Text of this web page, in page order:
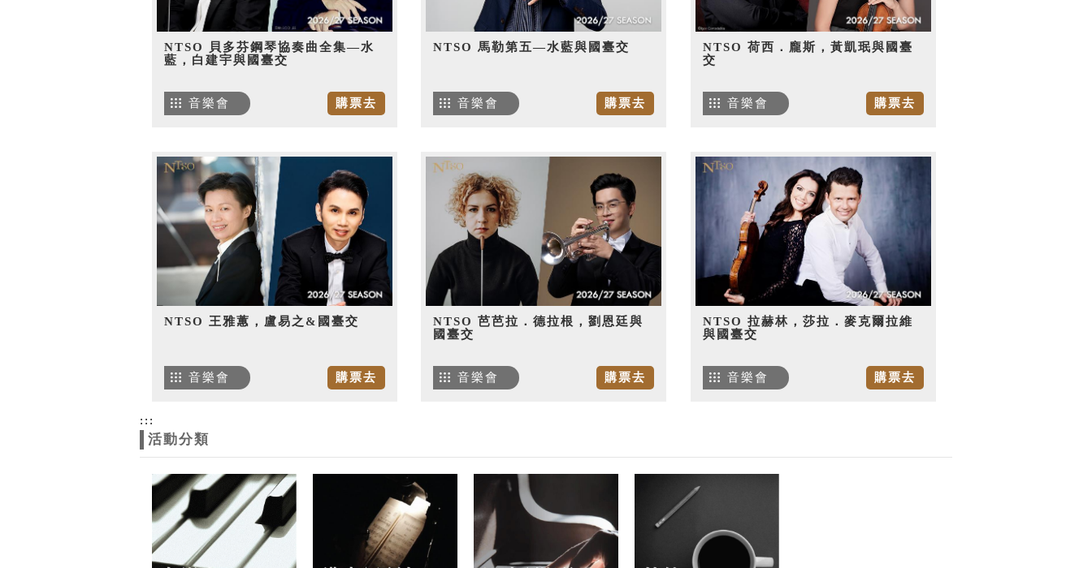
NTSO 貝多芬鋼琴協奏曲全集—水
藍，白建宇與國臺交
購票去
音樂會
NTSO 馬勒第五—水藍與國臺交
購票去
音樂會
NTSO 荷西．龐斯，黃凱珉與國臺
交
購票去
音樂會
NTSO 王雅蕙，盧易之&國臺交
購票去
音樂會
NTSO 芭芭拉．德拉根，劉恩廷與
國臺交
購票去
音樂會
NTSO 拉赫林，莎拉．麥克爾拉維
與國臺交
購票去
音樂會
:::
活動分類